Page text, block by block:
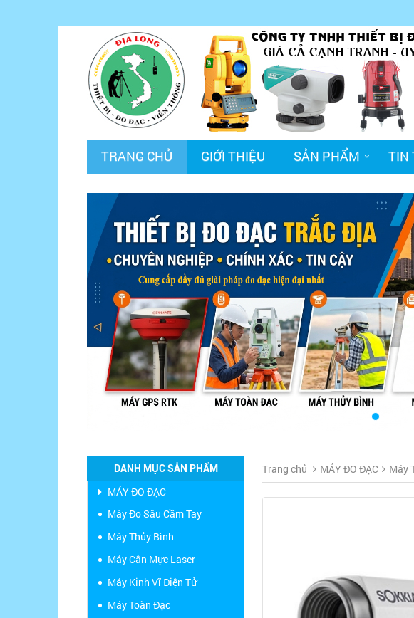
TRANG CHỦ GIỚI THIỆU SẢN PHẨM TIN
DANH MỤC SẢN PHẨM
MÁY ĐO ĐẠC
Máy Đo Sâu Cầm Tay
Máy Thủy Bình
Máy Cân Mực Laser
Máy Kinh Vĩ Điện Tử
Máy Toàn Đạc
Trang chủ MÁY ĐO ĐẠC Máy